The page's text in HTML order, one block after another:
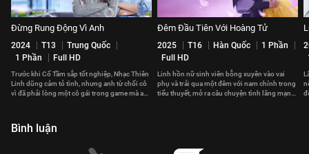
Đừng Rung Động Vì Anh
2024 T13
Trung Quốc
1 Phần
Full HD
Trước khi Cố Tầm sắp tốt nghiệp, Nhạc Thiên
Linh dũng cảm tỏ tình, nhưng anh từ chối cô
vì đã phải lòng một cô gái trong game mà anh
Đêm Đầu Tiên Với Hoàng Tử
2025 T16 Hàn Quốc
1 Phần
Full HD
Linh hồn nữ sinh viên bỗng xuyên vào vai
phụ và trải qua một đêm với nam chính trong
tiểu thuyết, mở ra câu chuyện tình lãng mạn
Bình luận